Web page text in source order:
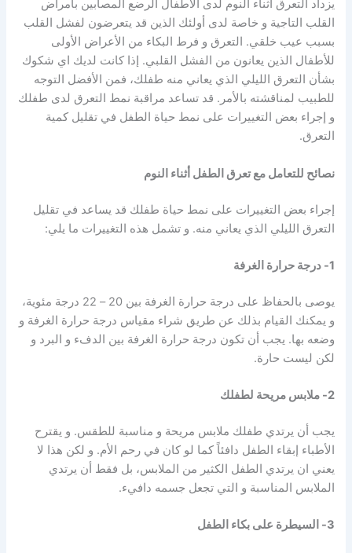
يزداد التعرق أثناء النوم لدى الأطفال الرضع المصابين بأمراض
القلب التاجية و خاصة لدى أولئك الذين قد يتعرضون لفشل القلب
بسبب عيب خلقي. التعرق و فرط البكاء من الأعراض الأولى
للأطفال الذين يعانون من الفشل القلبي. إذا كانت لديك اي شكوك
بشأن التعرق الليلي الذي يعاني منه طفلك، فمن الأفضل التوجه
للطبيب لمناقشته بالأمر. قد تساعد مراقبة نمط التعرق لدى طفلك
و إجراء بعض التغييرات على نمط حياة الطفل في تقليل كمية
التعرق.
نصائح للتعامل مع تعرق الطفل أثناء النوم
إجراء بعض التغييرات على نمط حياة طفلك قد يساعد في تقليل
التعرق الليلي الذي يعاني منه. و تشمل هذه التغييرات ما يلي:
1- درجة حرارة الغرفة
يوصى بالحفاظ على درجة حرارة الغرفة بين 20 – 22 درجة مئوية،
و يمكنك القيام بذلك عن طريق شراء مقياس درجة حرارة الغرفة و
وضعه بها. يجب أن تكون درجة حرارة الغرفة بين الدفء و البرد و
لكن ليست حارة.
2- ملابس مريحة لطفلك
يجب أن يرتدي طفلك ملابس مريحة و مناسبة للطقس. و يقترح
الأطباء إبقاء الطفل دافئاً كما لو كان في رحم الأم. و لكن هذا لا
يعني ان يرتدي الطفل الكثير من الملابس، بل فقط أن يرتدي
الملابس المناسبة و التي تجعل جسمه دافيء.
3- السيطرة على بكاء الطفل